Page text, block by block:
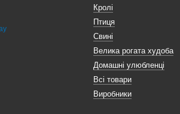
Кролі
Птиця
Свині
Велика рогата худоба
Домашні улюбленці
Всі товари
Виробники